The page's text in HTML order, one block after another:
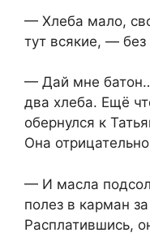
— Хлеба мало,
тут всякие, —
— Дай мне
два хлеба. Ещё
обернулся к
Она
— И масла
полез в карман
Расплатившись,